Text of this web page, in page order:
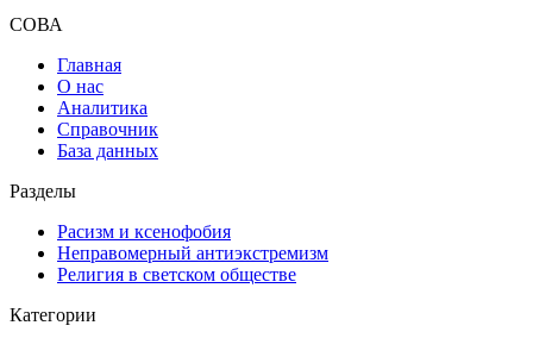
СОВА
Главная
О нас
Аналитика
Справочник
База данных
Разделы
Расизм и ксенофобия
Неправомерный антиэкстремизм
Религия в светском обществе
Категории